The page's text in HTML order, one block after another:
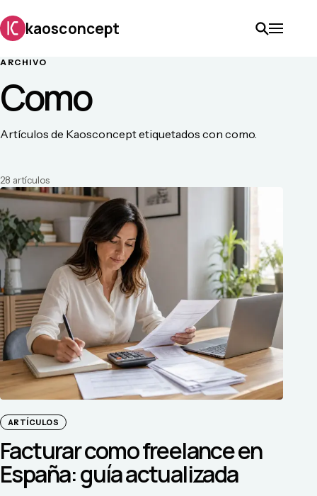
kaosconcept
ARCHIVO
Como
Artículos de Kaosconcept etiquetados con como.
28 artículos
ARTÍCULOS
Facturar como freelance en
España: guía actualizada